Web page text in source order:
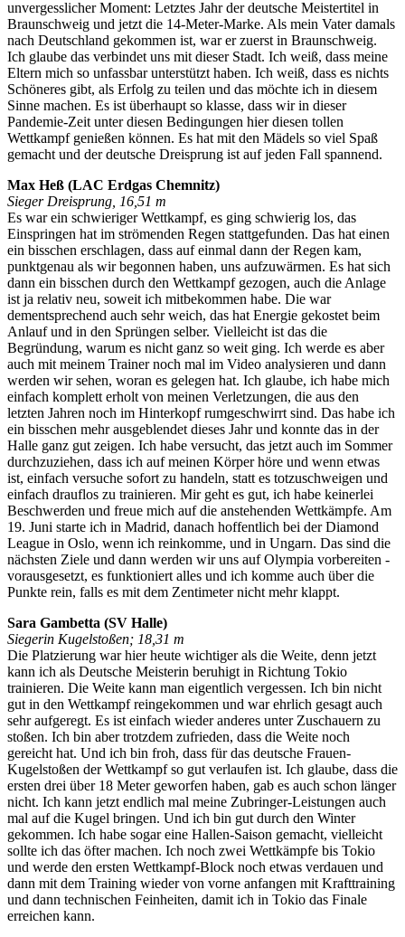
unvergesslicher Moment: Letztes Jahr der deutsche Meistertitel in
Braunschweig und jetzt die 14-Meter-Marke. Als mein Vater damals
nach Deutschland gekommen ist, war er zuerst in Braunschweig.
Ich glaube das verbindet uns mit dieser Stadt. Ich weiß, dass meine
Eltern mich so unfassbar unterstützt haben. Ich weiß, dass es nichts
Schöneres gibt, als Erfolg zu teilen und das möchte ich in diesem
Sinne machen. Es ist überhaupt so klasse, dass wir in dieser
Pandemie-Zeit unter diesen Bedingungen hier diesen tollen
Wettkampf genießen können. Es hat mit den Mädels so viel Spaß
gemacht und der deutsche Dreisprung ist auf jeden Fall spannend.
Max Heß (LAC Erdgas Chemnitz)
Sieger Dreisprung, 16,51 m
Es war ein schwieriger Wettkampf, es ging schwierig los, das
Einspringen hat im strömenden Regen stattgefunden. Das hat einen
ein bisschen erschlagen, dass auf einmal dann der Regen kam,
punktgenau als wir begonnen haben, uns aufzuwärmen. Es hat sich
dann ein bisschen durch den Wettkampf gezogen, auch die Anlage
ist ja relativ neu, soweit ich mitbekommen habe. Die war
dementsprechend auch sehr weich, das hat Energie gekostet beim
Anlauf und in den Sprüngen selber. Vielleicht ist das die
Begründung, warum es nicht ganz so weit ging. Ich werde es aber
auch mit meinem Trainer noch mal im Video analysieren und dann
werden wir sehen, woran es gelegen hat. Ich glaube, ich habe mich
einfach komplett erholt von meinen Verletzungen, die aus den
letzten Jahren noch im Hinterkopf rumgeschwirrt sind. Das habe ich
ein bisschen mehr ausgeblendet dieses Jahr und konnte das in der
Halle ganz gut zeigen. Ich habe versucht, das jetzt auch im Sommer
durchzuziehen, dass ich auf meinen Körper höre und wenn etwas
ist, einfach versuche sofort zu handeln, statt es totzuschweigen und
einfach drauflos zu trainieren. Mir geht es gut, ich habe keinerlei
Beschwerden und freue mich auf die anstehenden Wettkämpfe. Am
19. Juni starte ich in Madrid, danach hoffentlich bei der Diamond
League in Oslo, wenn ich reinkomme, und in Ungarn. Das sind die
nächsten Ziele und dann werden wir uns auf Olympia vorbereiten -
vorausgesetzt, es funktioniert alles und ich komme auch über die
Punkte rein, falls es mit dem Zentimeter nicht mehr klappt.
Sara Gambetta (SV Halle)
Siegerin Kugelstoßen; 18,31 m
Die Platzierung war hier heute wichtiger als die Weite, denn jetzt
kann ich als Deutsche Meisterin beruhigt in Richtung Tokio
trainieren. Die Weite kann man eigentlich vergessen. Ich bin nicht
gut in den Wettkampf reingekommen und war ehrlich gesagt auch
sehr aufgeregt. Es ist einfach wieder anderes unter Zuschauern zu
stoßen. Ich bin aber trotzdem zufrieden, dass die Weite noch
gereicht hat. Und ich bin froh, dass für das deutsche Frauen-
Kugelstoßen der Wettkampf so gut verlaufen ist. Ich glaube, dass die
ersten drei über 18 Meter geworfen haben, gab es auch schon länger
nicht. Ich kann jetzt endlich mal meine Zubringer-Leistungen auch
mal auf die Kugel bringen. Und ich bin gut durch den Winter
gekommen. Ich habe sogar eine Hallen-Saison gemacht, vielleicht
sollte ich das öfter machen. Ich noch zwei Wettkämpfe bis Tokio
und werde den ersten Wettkampf-Block noch etwas verdauen und
dann mit dem Training wieder von vorne anfangen mit Krafttraining
und dann technischen Feinheiten, damit ich in Tokio das Finale
erreichen kann.